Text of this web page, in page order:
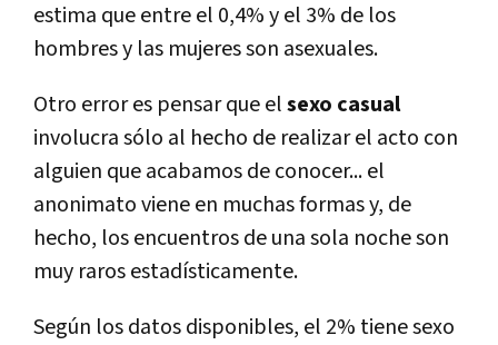
estima que entre el 0,4% y el 3% de los
hombres y las mujeres son asexuales.
Otro error es pensar que elsexo casual
involucra sólo al hecho de realizar el acto con
alguien que acabamos de conocer... el
anonimato viene en muchas formas y, de
hecho, los encuentros de una sola noche son
muy raros estadísticamente.
Según los datos disponibles, el 2% tiene sexo